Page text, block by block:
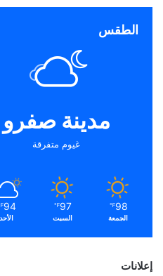
الطقس
مدينة صفرو
غيوم متفرقة
98
℉
الجمعة
97
℉
السبت
94
الأحد
إعلانات